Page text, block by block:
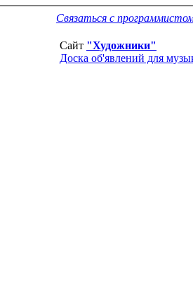
Связаться с
Сайт "Художники"
Доска об'явлений для